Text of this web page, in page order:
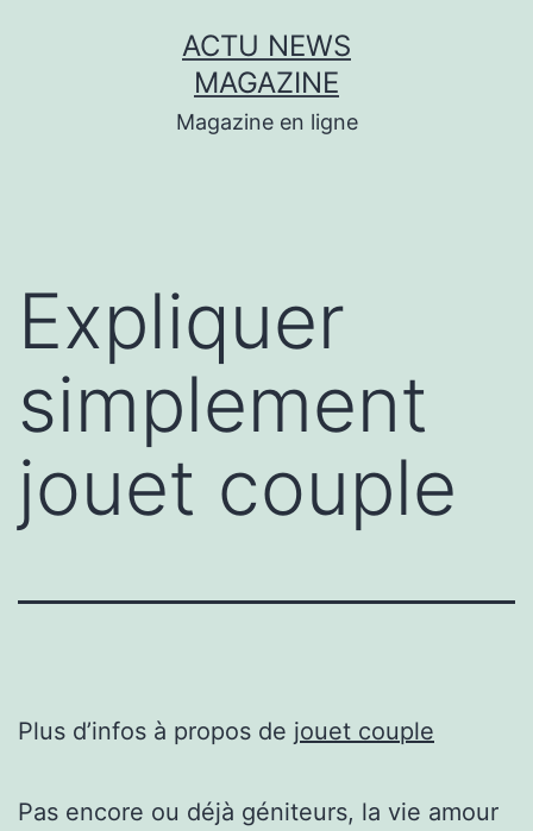
ACTU NEWS
MAGAZINE
Magazine en ligne
Expliquer
simplement
jouet couple
Plus d’infos à propos de jouet couple
Pas encore ou déjà géniteurs, la vie amour